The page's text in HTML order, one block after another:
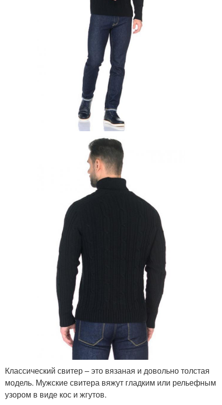
Классический свитер – это вязаная и довольно толстая
модель. Мужские свитера вяжут гладким или рельефным
узором в виде кос и жгутов.